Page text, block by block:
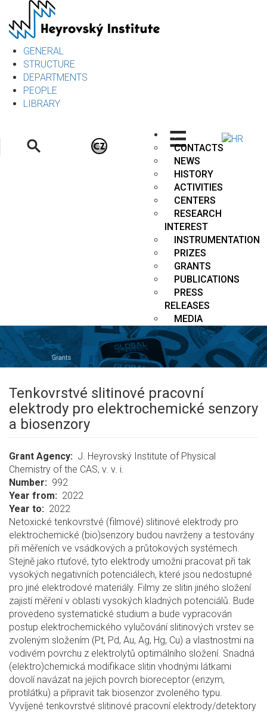
main
contentGENERAL
STRUCTURE
DEPARTMENTS
PEOPLE
LIBRARY
.
CONTACTS
NEWS
HISTORY
ACTIVITIES
CENTERS
RESEARCH
INTEREST
INSTRUMENTATION
PRIZES
GRANTS
PUBLICATIONS
PRESS
RELEASES
MEDIA
Tenkovrstvé slitinové pracovní
elektrody pro elektrochemické senzory
a biosenzory
Grant Agency
J. Heyrovský Institute of Physical
Chemistry of the CAS, v. v. i.
Number
992
Year from
2022
Year to
2022
Netoxické tenkovrstvé (filmové) slitinové elektrody pro
elektrochemické (bio)senzory budou navrženy a testovány
při měřeních ve vsádkových a průtokových systémech.
Stejně jako rtuťové, tyto elektrody umožni pracovat při tak
vysokých negativních potenciálech, které jsou nedostupné
pro jiné elektrodové materiály. Filmy ze slitin jiného složení
zajistí měření v oblasti vysokých kladných potenciálů. Bude
provedeno systematické studium a bude vypracován
postup elektrochemického vylučování slitinových vrstev se
zvoleným složením (Pt, Pd, Au, Ag, Hg, Cu) a vlastnostmi na
vodivém povrchu z elektrolytů optimálního složení. Snadná
(elektro)chemická modifikace slitin vhodnými látkami
dovolí navázat na jejich povrch bioreceptor (enzym,
protilátku) a připravit tak biosenzor zvoleného typu.
Vyvíjené tenkovrstvé slitinové pracovní elektrody/detektory